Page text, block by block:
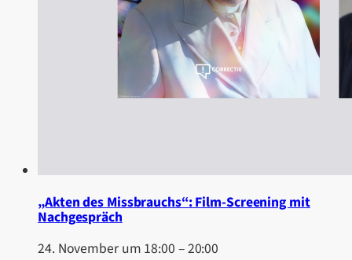
„Akten des Missbrauchs“: Film-Screening mit
Nachgespräch
24. November um 18:00 –20:00